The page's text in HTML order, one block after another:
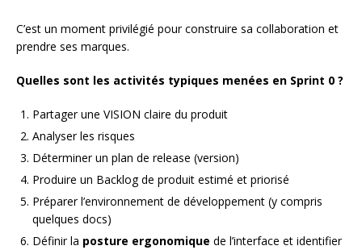
C’est un moment privilégié pour construire sa collaboration et
prendre ses marques.
Quelles sont les activités typiques menées en Sprint 0 ?
Partager une VISION claire du produit
Analyser les risques
Déterminer un plan de release (version)
Produire un Backlog de produit estimé et priorisé
Préparer l’environnement de développement (y compris
quelques docs)
Définir la posture ergonomique de l’interface et identifier